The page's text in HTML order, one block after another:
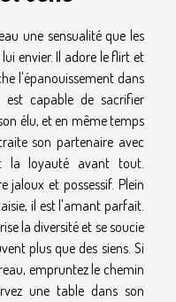
une sensualité que les
envier. Il adore le flirt et
l'épanouissement dans
capable de sacrifier
élu, et en même temps
son partenaire avec
la loyauté avant tout.
jaloux et possessif. Plein
il est l'amant parfait.
la diversité et se soucie
plus que des siens. Si
empruntez le chemin
une table dans son